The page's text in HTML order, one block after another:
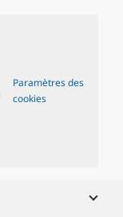
Paramètres des
cookies